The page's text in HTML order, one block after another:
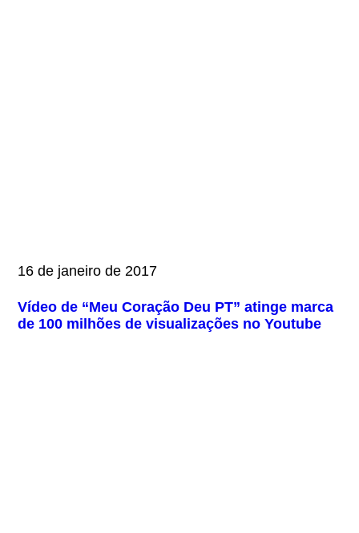
16 de janeiro de 2017
Vídeo de “Meu Coração Deu PT” atinge marca
de 100 milhões de visualizações no Youtube